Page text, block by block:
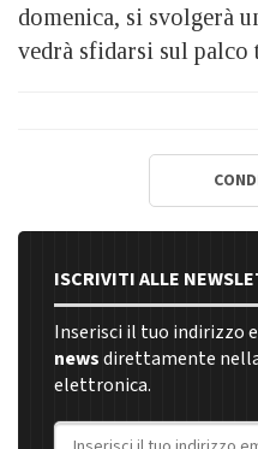
domenica, si svolgerà
vedrà sfidarsi sul palco
ISCRIVITI ALLE
Inserisci il tuo indirizzo
newsdirettamente
elettronica.
Indirizzo email